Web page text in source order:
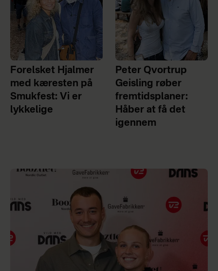
Forelsket Hjalmer
med kæresten på
Smukfest: Vi er
lykkelige
Peter Qvortrup
Geisling røber
fremtidsplaner:
Håber at få det
igennem